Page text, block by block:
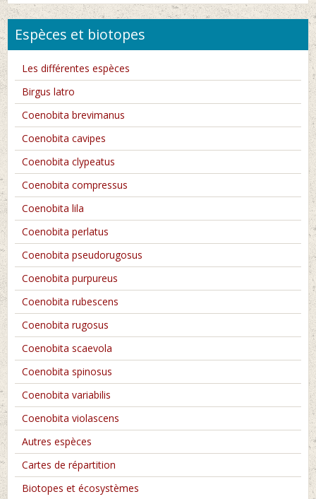
Espèces et biotopes
Les différentes espèces
Birgus latro
Coenobita brevimanus
Coenobita cavipes
Coenobita clypeatus
Coenobita compressus
Coenobita lila
Coenobita perlatus
Coenobita pseudorugosus
Coenobita purpureus
Coenobita rubescens
Coenobita rugosus
Coenobita scaevola
Coenobita spinosus
Coenobita variabilis
Coenobita violascens
Autres espèces
Cartes de répartition
Biotopes et écosystèmes